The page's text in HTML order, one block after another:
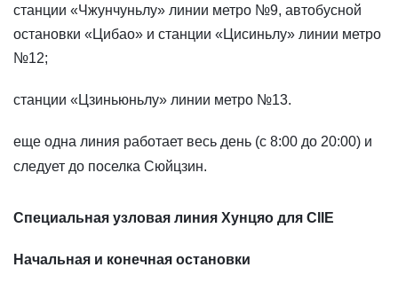
станции «Чжунчуньлу» линии метро №9, автобусной
остановки «Цибао» и станции «Цисиньлу» линии метро
№12;
станции «Цзиньюньлу» линии метро №13.
еще одна линия работает весь день (с 8:00 до 20:00) и
следует до поселка Сюйцзин.
Специальная узловая линия Хунцяо для CIIE
Начальная и конечная остановки